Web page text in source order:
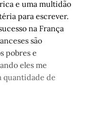
e uma multidão
para escrever.
na França
são
pobres e
eles me
quantidade de